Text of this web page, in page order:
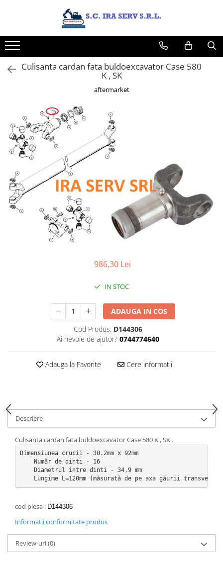
Produse
PIESE KOMATSU
PIESE CASE/NEW HOLLAND/FIAT-
HITACHI/FIAT-KOBELCO
PIESE JCB
PIESE VOLVO
PIESE MANITOU
PIESE TEREX
Contact
Culisanta cardan fata buldoexcavator Case 580
K , SK
aftermarket
986,30 Lei
IN STOC
ADAUGA IN COS
Cod Produs: D144306
Ai nevoie de ajutor? 0744774640
Adauga la Favorite Cere informatii
Descriere
Culisanta cardan fata buldoexcavator Case 580 K , SK .
Dimensiunea crucii - 30.2mm x 92mm
    Număr de dinti - 16
    Diametrul intre dinti - 34,9 mm
Lungime L=120mm (măsurată de pe axa găurii
cod piesa : D144306
Informatii conformitate produs
Review-uri(0)